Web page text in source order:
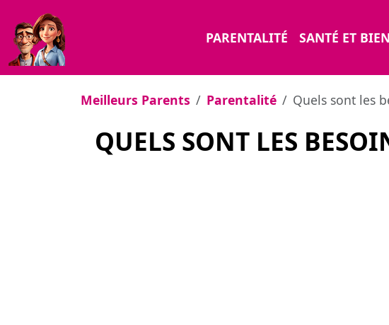
PARENTALITÉ SANTÉ ET
Meilleurs Parents Parentalité Quels sont les
QUELS SONT LES